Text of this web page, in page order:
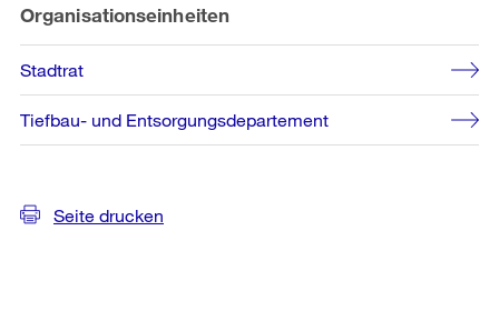
Organisationseinheiten
Stadtrat
Tiefbau- und Entsorgungsdepartement
Seite drucken